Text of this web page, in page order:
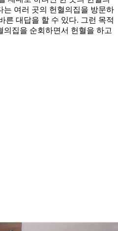
는 여러 곳의 헌혈의집을 방문하
른 대답을 할 수 있다. 그런 목적
의집을 순회하면서 헌혈을 하고